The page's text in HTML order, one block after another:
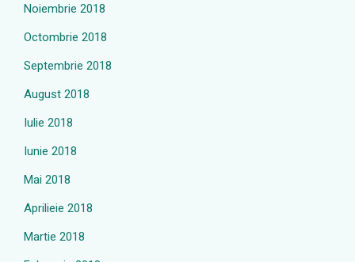
Noiembrie 2018
Octombrie 2018
Septembrie 2018
August 2018
Iulie 2018
Iunie 2018
Mai 2018
Aprilieie 2018
Martie 2018